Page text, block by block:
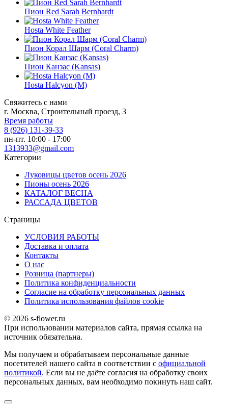
Пион Red Sarah Bernhardt
Hosta White Feather
Пион Корал Шарм (Coral Charm)
Пион Канзас (Kansas)
Hosta Halcyon (M)
Свяжитесь с нами
г. Москва, Строительный проезд, 3
Время работы
8 (926) 131-39-33
пн-пт. 10:00 - 17:00
1313933@gmail.com
Категории
Луковицы цветов осень 2026
Пионы осень 2026
КАТАЛОГ ВЕСНА
РАССАДА ЦВЕТОВ
Страницы
УСЛОВИЯ РАБОТЫ
Доставка и оплата
Контакты
О наc
Розница (партнеры)
Политика конфиденциальности
Согласие на обработку персональных данных
Политика использования файлов сookie
© 2026 s-flower.ru
При использовании материалов сайта, прямая ссылка на
источник обязательна.
Мы получаем и обрабатываем персональные данные
посетителей нашего сайта в соответствии с официальной
политикой. Если вы не даёте согласия на обработку своих
персональных данных, вам необходимо покинуть наш сайт.